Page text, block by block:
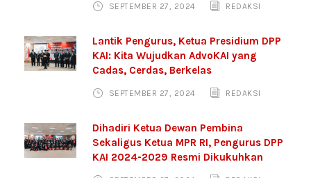
SEPTEMBER 27, 2024 REDAKSI
Lantik Pengurus, Ketua Presidium DPP
KAI: Kita Wujudkan AdvoKAI yang
Cadas, Cerdas, Berkelas
SEPTEMBER 27, 2024 REDAKSI
Dihadiri Ketua Dewan Pembina
Sekaligus Ketua MPR RI, Pengurus DPP
KAI 2024-2029 Resmi Dikukuhkan